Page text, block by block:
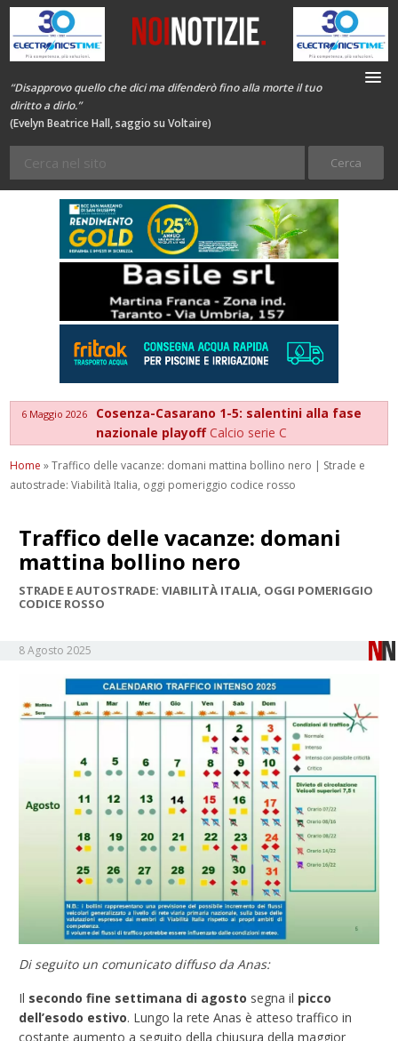
“Disapprovo quello che dici ma difenderò fino alla morte il tuo
diritto a dirlo.”
(Evelyn Beatrice Hall, saggio su Voltaire)
6 Maggio 2026
Cosenza-Casarano 1-5: salentini alla fase
nazionale playoffCalcio serie C
Home »Traffico delle vacanze: domani mattina bollino nero | Strade e
autostrade: Viabilità Italia, oggi pomeriggio codice rosso
Traffico delle vacanze: domani
mattina bollino nero
STRADE E AUTOSTRADE: VIABILITÀ ITALIA, OGGI POMERIGGIO
CODICE ROSSO
8 Agosto 2025
Di seguito un comunicato diffuso da Anas:
Il secondo fine settimana di agosto segna il picco
dell’esodo estivo. Lungo la rete Anas è atteso traffico in
costante aumento a seguito della chiusura della maggior